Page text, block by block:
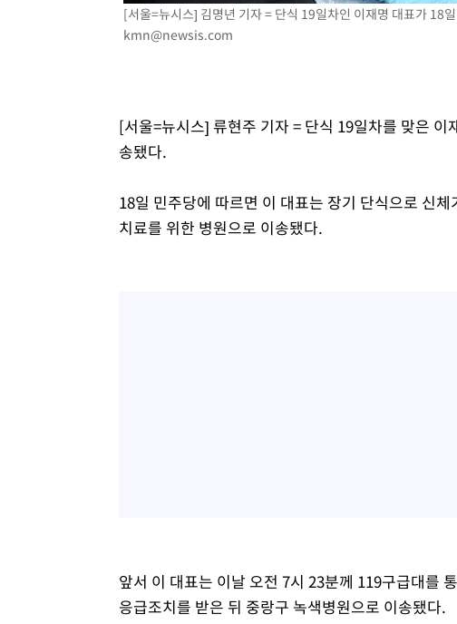
[속보]삼성전자·SK하이닉스 동반 강보합…1%대 상승 출발
[속보]코스닥, 5.95포인트(0.74%) 상승한 807.62개장
이란, 호르무즈서 "적국 목표물들"과 대치로 남부 케슘섬에서 두차
[속보]美, 폴리실리콘 수입 규제…파생제품 15% 관세, 120일 후 발
[속보] 뉴욕증시, 일제 하락 마감…나스닥 0.06%↓
[서울=뉴시스] 김명년 기자 = 단식 19일차인 이재명 대표가 18
kmn@newsis.com
[서울=뉴시스] 류현주 기자 = 단식 19일차를 맞은
송됐다.
18일 민주당에 따르면 이 대표는 장기 단식으로 신
치료를 위한 병원으로 이송됐다.
앞서 이 대표는 이날 오전 7시 23분께 119구급대를
응급조치를 받은 뒤 중랑구 녹색병원으로 이송됐다.